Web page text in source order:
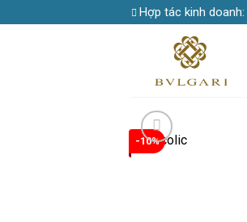
to
Hợp tác kinh doanh:
-10%